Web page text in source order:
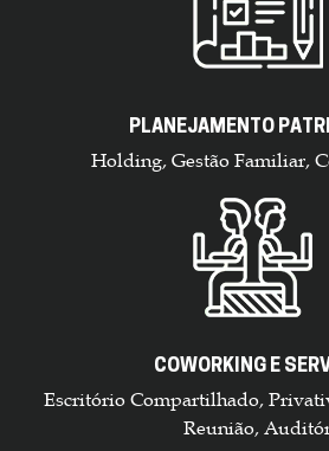
PLANEJAMENTO
Holding, Gestão Familiar,
COWORKING E
Escritório Compartilhado,
Reunião,